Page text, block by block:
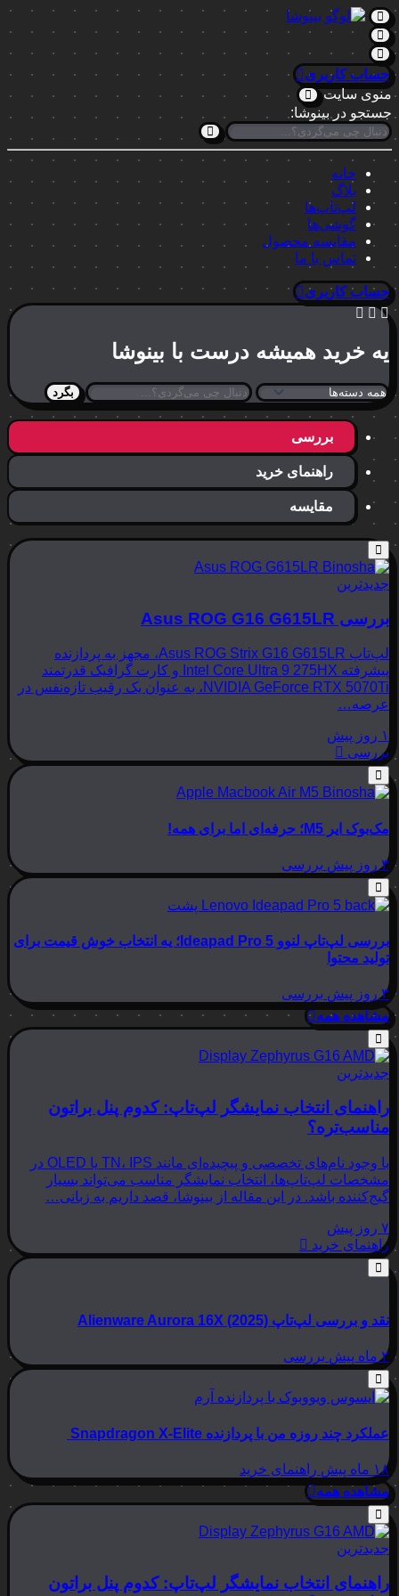
حساب کاربری
منوی سایت
جستجو در بینوشا:
خانه
بلاگ
لپ‌تاپ‌ها
گوشی‌ها
مقایسه محصول
تماس با ما
حساب کاربری
یه خرید همیشه درست با بینوشا
بگرد
بررسی
راهنمای خرید
مقایسه
جدیدترین
بررسی Asus ROG G16 G615LR
لپ‌تاپ Asus ROG Strix G16 G615LR، مجهز به پردازنده
پیشرفته Intel Core Ultra 9 275HX و کارت گرافیک قدرتمند
NVIDIA GeForce RTX 5070Ti، به عنوان یک رقیب تازه‌نفس در
عرصه…
۱ روز پیش
بررسی
مک‌بوک ایر M5؛ حرفه‌ای اما برای همه!
۳ روز پیش بررسی
بررسی لپ‌تاپ لنوو Ideapad Pro 5؛ یه انتخاب خوش قیمت برای
تولید محتوا
۳ روز پیش
بررسی
مشاهده همه
جدیدترین
راهنمای انتخاب نمایشگر لپ‌تاپ: کدوم پنل براتون
مناسب‌تره؟
با وجود نام‌های تخصصی و پیچیده‌ای مانند TN، IPS یا OLED در
مشخصات لپ‌تاپ‌ها، انتخاب نمایشگر مناسب می‌تواند بسیار
گیج‌کننده باشد. در این مقاله از بینوشا، قصد داریم به زبانی…
۷ روز پیش
راهنمای خرید
نقد و بررسی لپ‌تاپ Alienware Aurora 16X (2025)
۲ ماه پیش بررسی
عملکرد چند روزه من با پردازنده Snapdragon X-Elite
۱۸ ماه پیش
راهنمای خرید
مشاهده همه
جدیدترین
راهنمای انتخاب نمایشگر لپ‌تاپ: کدوم پنل براتون